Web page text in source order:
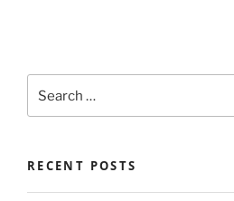
for:
RECENT POSTS